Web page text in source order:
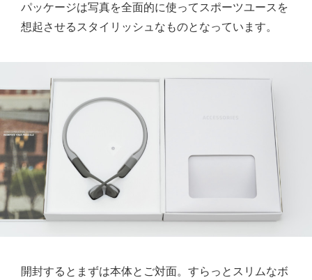
パッケージは写真を全面的に使ってスポーツユースを
想起させるスタイリッシュなものとなっています。
開封するとまずは本体とご対面。すらっとスリムなボ